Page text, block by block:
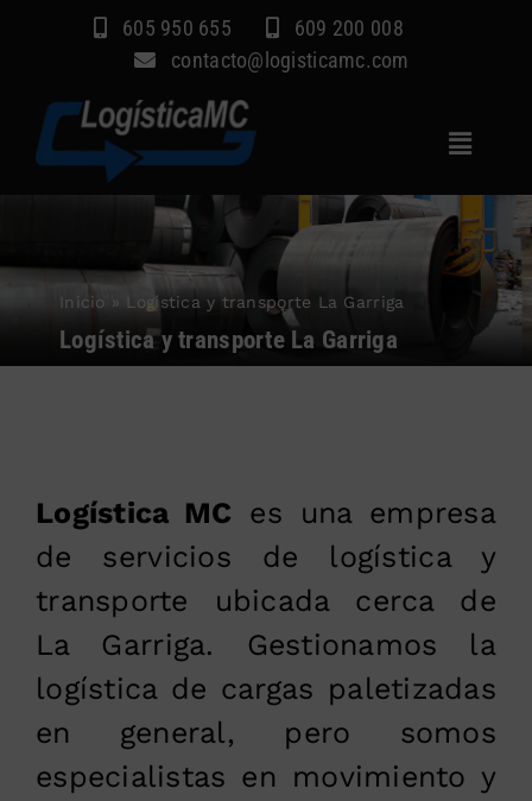
605 950 655
609 200 008
contacto@logisticamc.com
Toggle
Sectores
Empresa
Inicio » Logística y transporte La Garriga
Logística y transporte La Garriga
Logística MC es una empresa
de servicios de logística y
transporte ubicada cerca de
La Garriga. Gestionamos la
logística de cargas paletizadas
en general, pero somos
especialistas en movimiento y